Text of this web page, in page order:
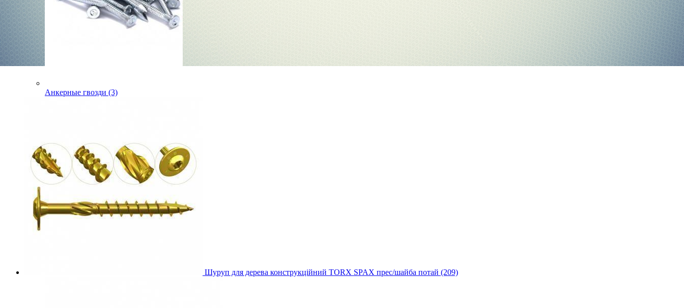
Анкерные гвозди (3)
Шуруп для дерева конструкційний TORX SPAX прес/шайба потай (209)